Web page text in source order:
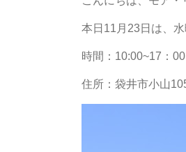
本日11月23日は、
時間：10:00~17：00
住所：袋井市小山